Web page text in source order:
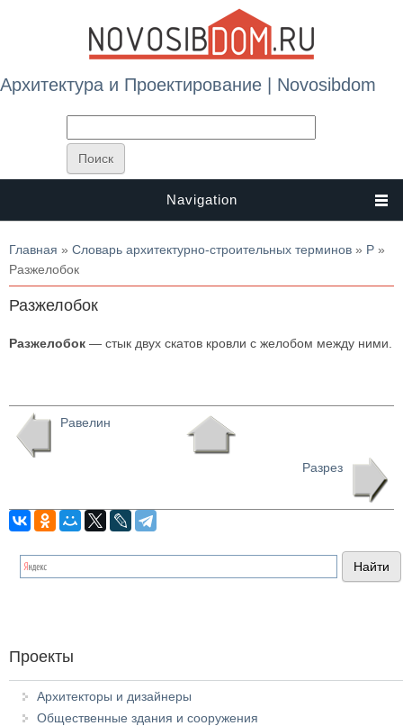
Архитектура и Проектирование | Novosibdom
Navigation
Вы здесь
Главная » Словарь архитектурно-строительных терминов » Р »
Разжелобок
Разжелобок
Разжелобок — стык двух скатов кровли с желобом между ними.
Равелин
Разрез
Проекты
Архитекторы и дизайнеры
Общественные здания и сооружения